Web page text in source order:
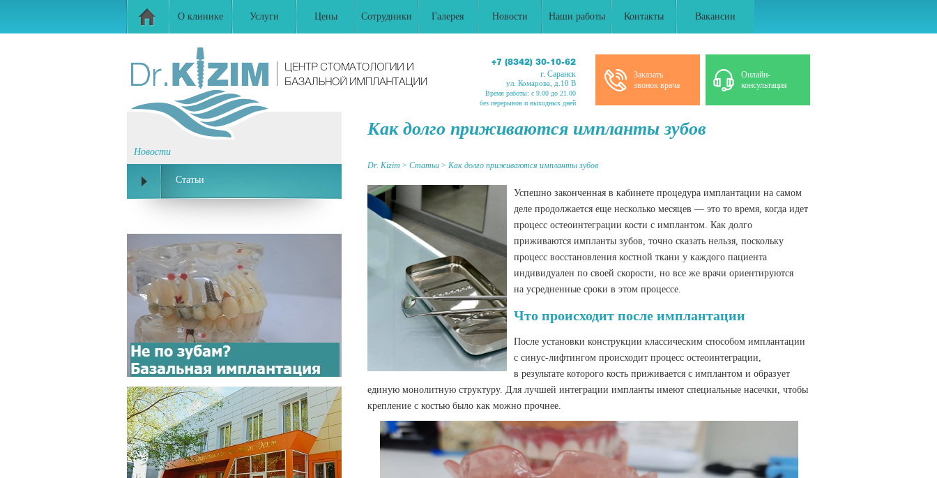
О клинике Услуги Цены Сотрудники Галерея Новости Наши работы Контакты Вакансии
Онлайн-
консультация
Заказать
звонок врача
+7 (8342) 30-10-62
г. Саранск
ул. Комарова, д.10 В
Время работы: c 9.00 до 21.00
без перерывов и выходных дней
Новости
Статьи
Как долго приживаются импланты зубов
Dr. Kizim > Статьи > Как долго приживаются импланты зубов
Успешно законченная в кабинете процедура имплантации на самом
деле продолжается еще несколько месяцев — это то время, когда идет
процесс остеоинтеграции кости с имплантом. Как долго
приживаются импланты зубов, точно сказать нельзя, поскольку
процесс восстановления костной ткани у каждого пациента
индивидуален по своей скорости, но все же врачи ориентируются
на усредненные сроки в этом процессе.
Что происходит после имплантации
После установки конструкции классическим способом имплантации
с синус-лифтингом происходит процесс остеоинтеграции,
в результате которого кость приживается с имплантом и образует
единую монолитную структуру. Для лучшей интеграции импланты имеют специальные насечки, чтобы
крепление с костью было как можно прочнее.